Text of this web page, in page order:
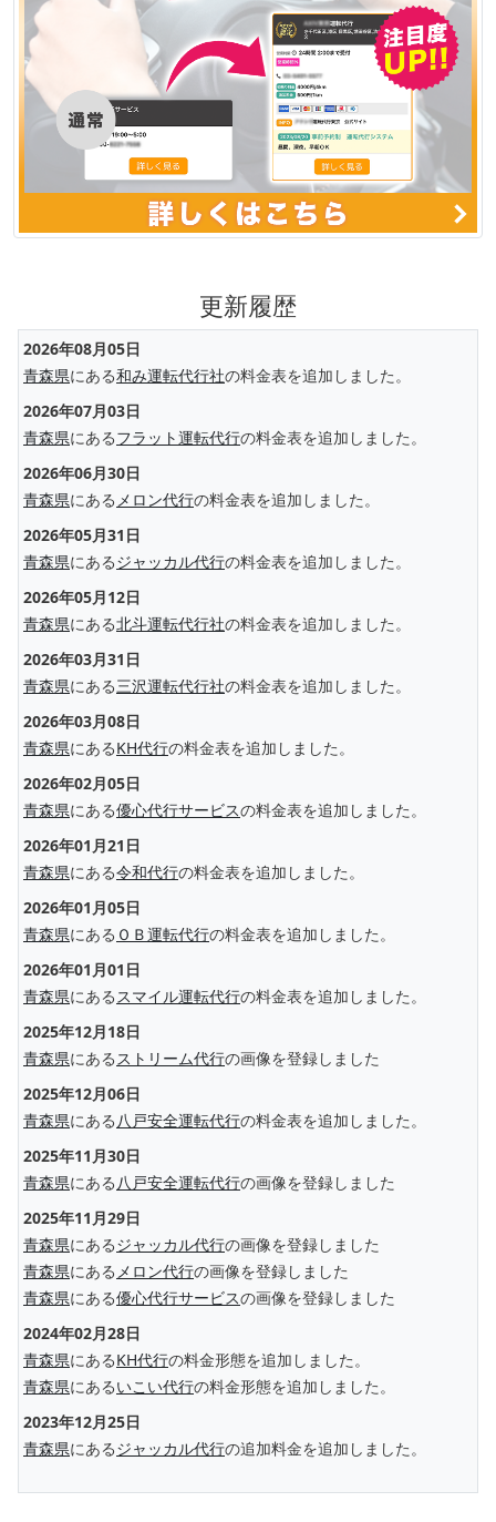
更新履歴
2026年08月05日
青森県にある和み運転代行社の料金表を追加しました。
2026年07月03日
青森県にあるフラット運転代行の料金表を追加しました。
2026年06月30日
青森県にある メロン代行の料金表を追加しました。
2026年05月31日
青森県にあるジャッカル代行の料金表を追加しました。
2026年05月12日
青森県にある北斗運転代行社の料金表を追加しました。
2026年03月31日
青森県にある三沢運転代行社の料金表を追加しました。
2026年03月08日
青森県にあるKH代行の料金表を追加しました。
2026年02月05日
青森県にある優心代行サービスの料金表を追加しました。
2026年01月21日
青森県にある令和代行の料金表を追加しました。
2026年01月05日
青森県にある ＯＢ運転代行の料金表を追加しました。
2026年01月01日
青森県にある スマイル運転代行の料金表を追加しました。
2025年12月18日
青森県にある ストリーム代行の画像を登録しました
2025年12月06日
青森県にある 八戸安全運転代行の料金表を追加しました。
2025年11月30日
青森県にある 八戸安全運転代行の画像を登録しました
2025年11月29日
青森県にあるジャッカル代行の画像を登録しました
青森県にある メロン代行の画像を登録しました
青森県にある優心代行サービスの画像を登録しました
2024年02月28日
青森県にあるKH代行の料金形態を追加しました。
青森県にあるいこい代行の料金形態を追加しました。
2023年12月25日
青森県にあるジャッカル代行の追加料金を追加しました。